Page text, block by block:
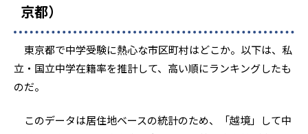
京都）
東京都で中学受験に熱心な市区町村はどこか。以下は、私
立・国立中学在籍率を推計して、高い順にランキングしたも
のだ。
このデータは居住地ベースの統計のため、「越境」して中